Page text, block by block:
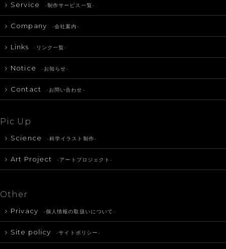
Service -制作サービス一覧-
Company -会社案内-
Links -リンク一覧-
Notice -お知らせ-
Contact -お問い合わせ-
Pic Up
Science -科学イラスト制作-
Art Project -アートプロジェクト-
Other
Privacy -個人情報の取扱いについて-
Site policy -サイトポリシー-